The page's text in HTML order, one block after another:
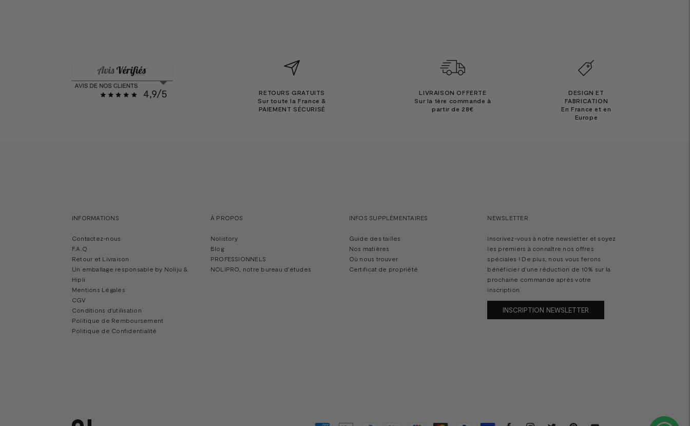
RETOURS GRATUITS
Sur toute la France &
PAIEMENT SÉCURISÉ
LIVRAISON OFFERTE
Sur la 1ère commande à
partir de 28€
DESIGN ET
FABRICATION
En France et en
Europe
INFORMATIONS
Contactez-nous
F.A.Q
Retour et Livraison
Un emballage responsable by Noliju &
Hipli
Mentions Légales
CGV
Conditions d'utilisation
Politique de Remboursement
Politique de Confidentialité
À PROPOS
Nolistory
Blog
PROFESSIONNELS
NOLIPRO, notre bureau d'études
INFOS SUPPLÉMENTAIRES
Guide des tailles
Nos matières
Où nous trouver
Certificat de propriété
NEWSLETTER
Inscrivez-vous à notre newsletter et soyez
les premiers à connaître nos offres
spéciales ! De plus, nous vous ferons
bénéficier d'une réduction de 10% sur la
prochaine commande après votre
inscription.
INSCRIPTION NEWSLETTER